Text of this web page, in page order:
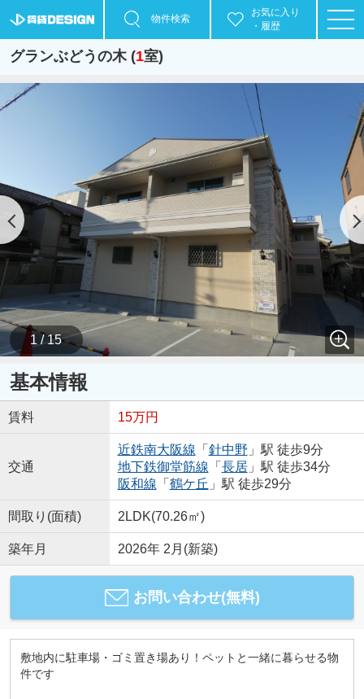
物件検索
お気に入り
・履歴
グランぶどうの木 (1室)
1 / 15
基本情報
賃料 15万円
交通
近鉄南大阪線 「 針中野 」駅 徒歩9分
地下鉄御堂筋線 「 長居」駅 徒歩34分
阪和線 「 鶴ケ丘 」駅 徒歩29分
間取り(面積) 2LDK(70.26㎡)
築年月 2026年 2月(新築)
お問い合わせ(無料)
敷地内に駐車場・ゴミ置き場あり！ペットと一緒に暮らせる物
件です